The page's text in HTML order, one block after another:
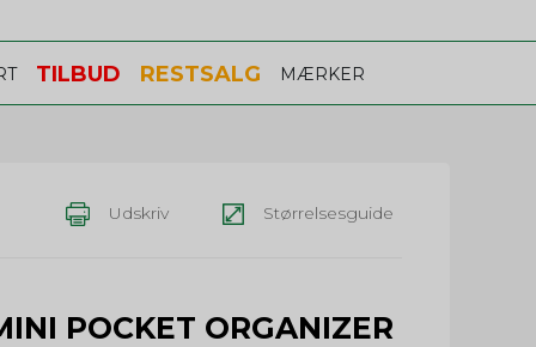
TILBUD RESTSALG MÆRKER
Udskriv Størrelsesguide
POCKET ORGANIZER